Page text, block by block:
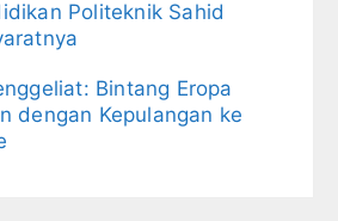
Politeknik Sahid
Bintang Eropa
dengan Kepulangan ke